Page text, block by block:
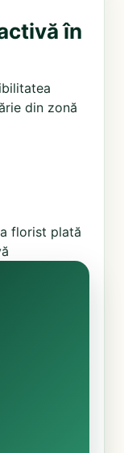
în
din zonă
florist plată